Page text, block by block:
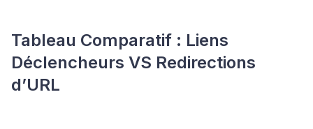
Tableau Comparatif : Liens
Déclencheurs VS Redirections
d’URL